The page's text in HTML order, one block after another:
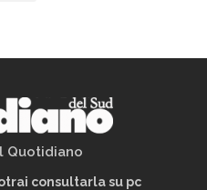
Quotidiano
consultarla su pc